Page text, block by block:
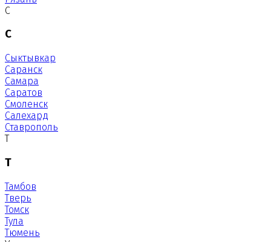
С
С
Сыктывкар
Саранск
Самара
Саратов
Смоленск
Салехард
Ставрополь
Т
Т
Тамбов
Тверь
Томск
Тула
Тюмень